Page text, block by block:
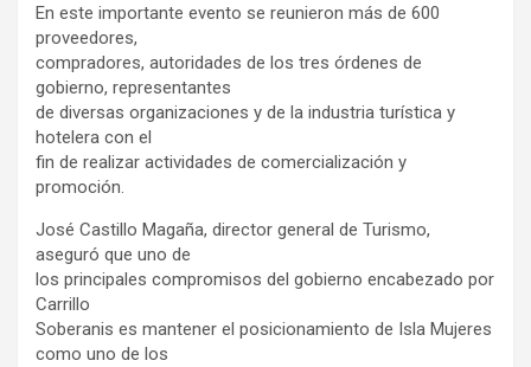
En este importante evento se reunieron más de 600
proveedores,
compradores, autoridades de los tres órdenes de
gobierno, representantes
de diversas organizaciones y de la industria turística y
hotelera con el
fin de realizar actividades de comercialización y
promoción.
José Castillo Magaña, director general de Turismo,
aseguró que uno de
los principales compromisos del gobierno encabezado por
Carrillo
Soberanis es mantener el posicionamiento de Isla Mujeres
como uno de los